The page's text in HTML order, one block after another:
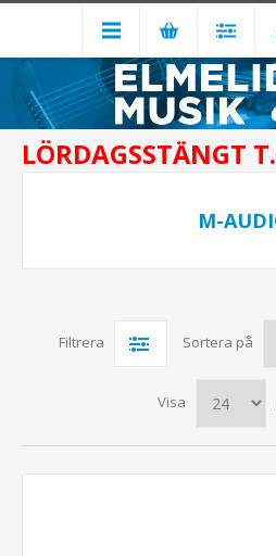
LÖRDAGSSTÄNGT
M-
Filtrera Sortera på
Visa